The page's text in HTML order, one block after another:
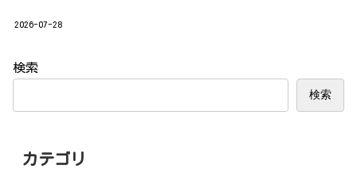
2026-07-28
検索
検索
カテゴリ